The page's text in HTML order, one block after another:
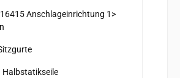
Anschlageinrichtung 1>
Halbstatikseile